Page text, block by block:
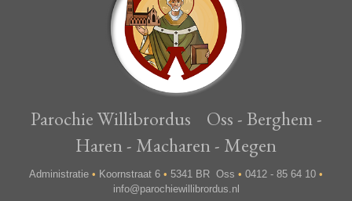
Parochie Willibrordus Oss - Berghem -
Haren - Macharen - Megen
Administratie • Koornstraat 6 • 5341 BR Oss • 0412 - 85 64 10 •
info@parochiewillibrordus.nl